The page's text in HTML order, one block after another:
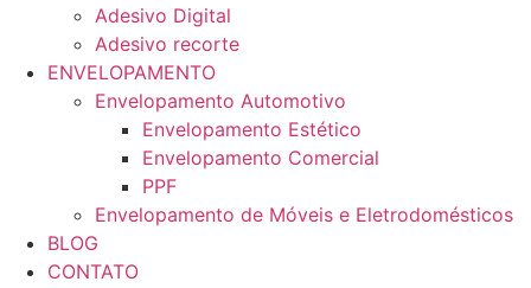
Adesivo Digital
Adesivo recorte
ENVELOPAMENTO
Envelopamento Automotivo
Envelopamento Estético
Envelopamento Comercial
PPF
Envelopamento de Móveis e Eletrodomésticos
BLOG
CONTATO